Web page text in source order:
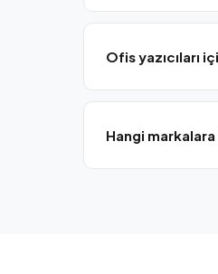
Ofis yazıcıları
Hangi